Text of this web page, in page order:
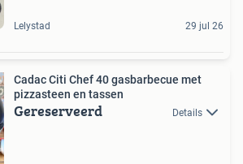
Lelystad 29 jul 26
Cadac Citi Chef 40 gasbarbecue met
pizzasteen en tassen
Gereserveerd Details